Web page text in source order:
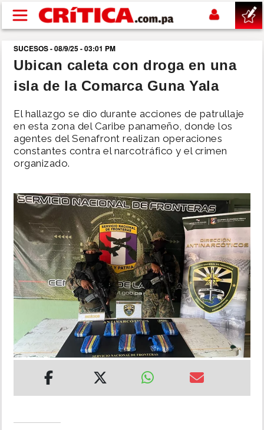
Pasar al contenido principal
buscar
SUCESOS
NACIONAL
POLÍTICA
DEPORTES
MUNDO
INSÓLITAS
MULTIMEDIA
IMPRESO
SUCESOS - 08/9/25 - 03:01 PM
Ubican caleta con droga en una
isla de la Comarca Guna Yala
El hallazgo se dio durante acciones de patrullaje
en esta zona del Caribe panameño, donde los
agentes del Senafront realizan operaciones
constantes contra el narcotráfico y el crimen
organizado.